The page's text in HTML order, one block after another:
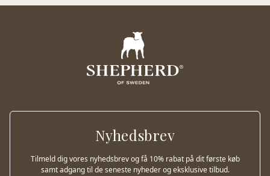
Nyhedsbrev
Tilmeld dig vores nyhedsbrev og få 10% rabat på dit første køb
samt adgang til de seneste nyheder og eksklusive tilbud.